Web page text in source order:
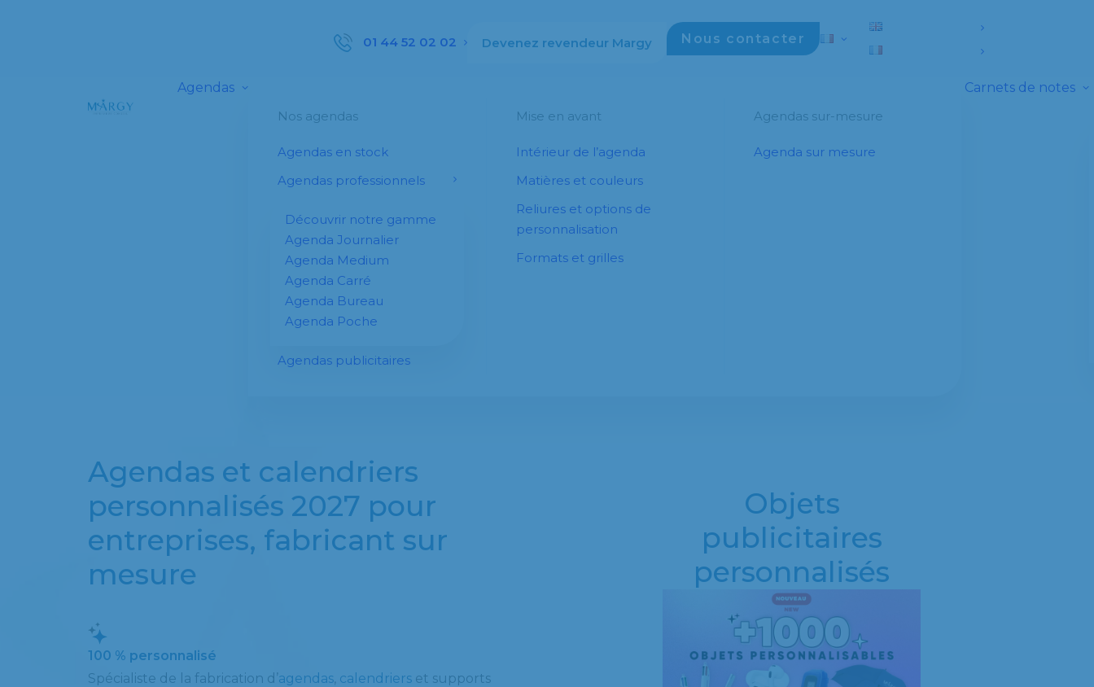
01 44 52 02 02 Devenez revendeur Margy Nous contacter
Agendas
Nos agendas
Agendas en stock
Agendas professionnels
Découvrir notre gamme
Agenda Journalier
Agenda Medium
Agenda Carré
Agenda Bureau
Agenda Poche
Agendas publicitaires
Mise en avant
Intérieur de l’agenda
Matières et couleurs
Reliures et options de
personnalisation
Formats et grilles
Agendas sur-mesure
Agenda sur mesure
Carnets de notes
Agendas et calendriers
personnalisés 2027 pour
entreprises, fabricant sur
mesure
100 % personnalisé
Spécialiste de la fabrication d’agendas calendriers et supports
Objets
publicitaires
personnalisés